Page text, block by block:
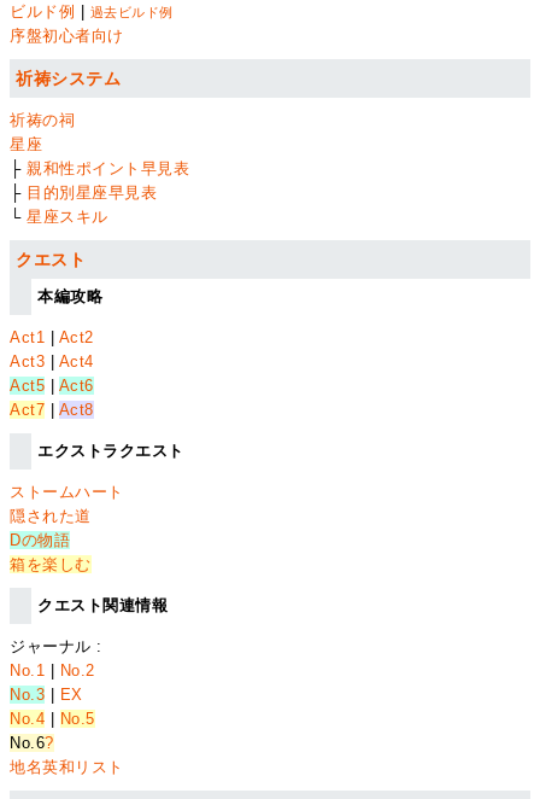
ビルド例 | 過去ビルド例
序盤初心者向け
祈祷システム
祈祷の祠
星座
├親和性ポイント早見表
├ 目的別星座早見表
└星座スキル
クエスト
本編攻略
Act1
Act2
Act3
Act4
Act5
Act6
Act7
Act8
エクストラクエスト
ストームハート
隠された道
Dの物語
箱を楽しむ
クエスト関連情報
ジャーナル :
No.1
No.2
No.3
EX
No.4
No.5
No.6?
地名英和リスト